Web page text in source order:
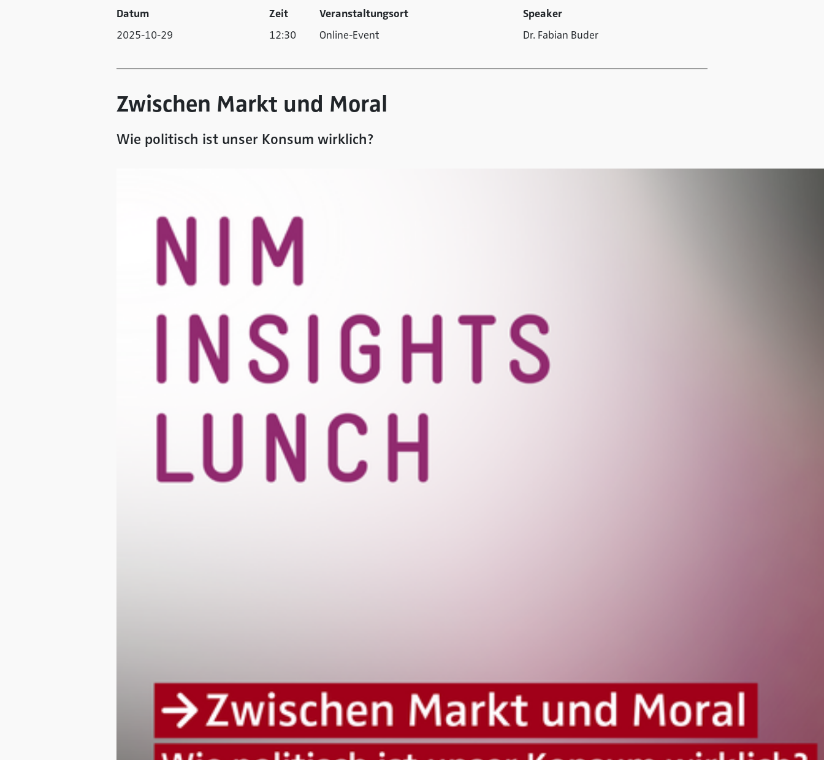
Datum
2025-10-29
Zeit
12:30
Veranstaltungsort
Online-Event
Speaker
Dr. Fabian Buder
Zwischen Markt und Moral
Wie politisch ist unser Konsum wirklich?